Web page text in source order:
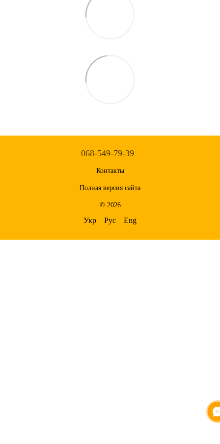
068-549-79-39
Контакты
Полная версия сайта
© 2026
Укр Рус Eng